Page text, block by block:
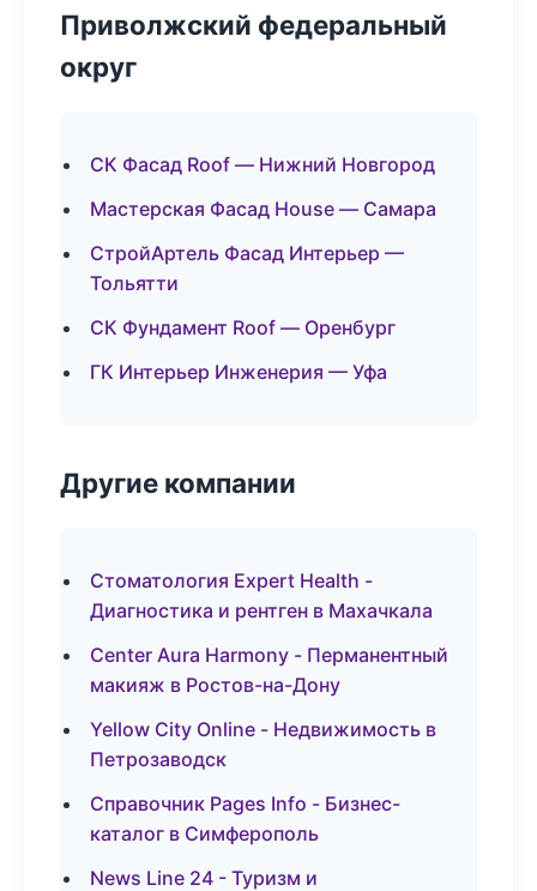
Приволжский федеральный
округ
СК Фасад Roof — Нижний Новгород
Мастерская Фасад House — Самара
СтройАртель Фасад Интерьер —
Тольятти
СК Фундамент Roof — Оренбург
ГК Интерьер Инженерия — Уфа
Другие компании
Стоматология Expert Health -
Диагностика и рентген в Махачкала
Center Aura Harmony - Перманентный
макияж в Ростов-на-Дону
Yellow City Online - Недвижимость в
Петрозаводск
Справочник Pages Info - Бизнес-
каталог в Симферополь
News Line 24 - Туризм и